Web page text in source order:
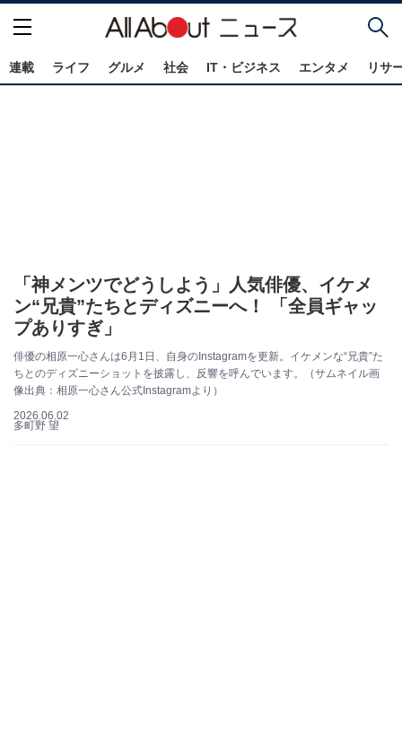
連載 ライフ グルメ 社会 IT・ビジネス エンタメ リサ
「神メンツでどうしよう」人気俳優、イケメ
ン“兄貴”たちとディズニーへ！ 「全員ギャッ
プありすぎ」
俳優の相原一心さんは6月1日、自身のInstagramを更新。イケメンな“兄貴”た
ちとのディズニーショットを披露し、反響を呼んでいます。（サムネイル画
像出典：相原一心さん公式Instagramより）
2026.06.02
多町野 望